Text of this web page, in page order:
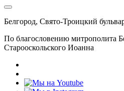
Белгород, Свято-Троицкий
По благословению митрополита
Старооскольского Иоанна